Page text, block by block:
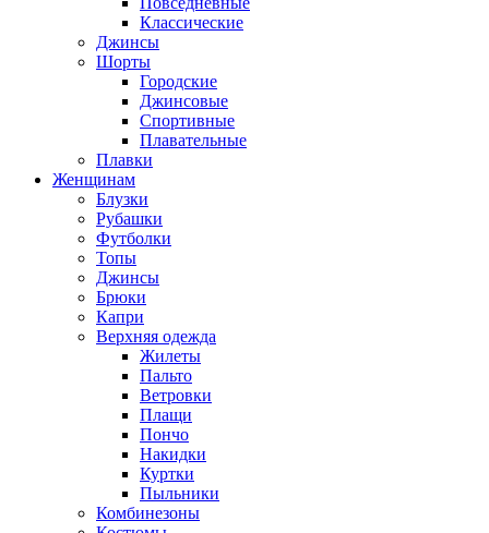
Классические
Джинсы
Шорты
Городские
Джинсовые
Спортивные
Плавательные
Плавки
Женщинам
Блузки
Рубашки
Футболки
Топы
Джинсы
Брюки
Капри
Верхняя одежда
Жилеты
Пальто
Ветровки
Плащи
Пончо
Накидки
Куртки
Пыльники
Комбинезоны